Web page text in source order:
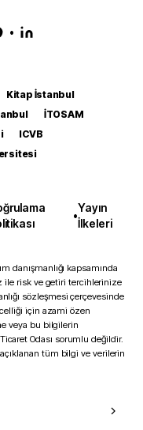
•
Kitap İstanbul
İTOSAM
ICVB
•
Yayın
İlkeleri
danışmanlığı kapsamında
ile risk ve getiri tercihlerinize
sözleşmesi çerçevesinde
için azami özen
veya bu bilgilerin
Odası sorumlu değildir.
tüm bilgi ve verilerin